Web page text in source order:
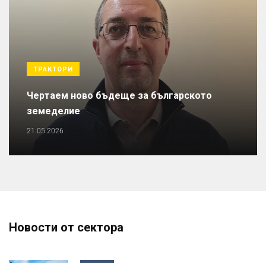
ТРАКТОРИ
Чертаем ново бъдеще за българското
земеделие
21.05.2026
Новости от сектора